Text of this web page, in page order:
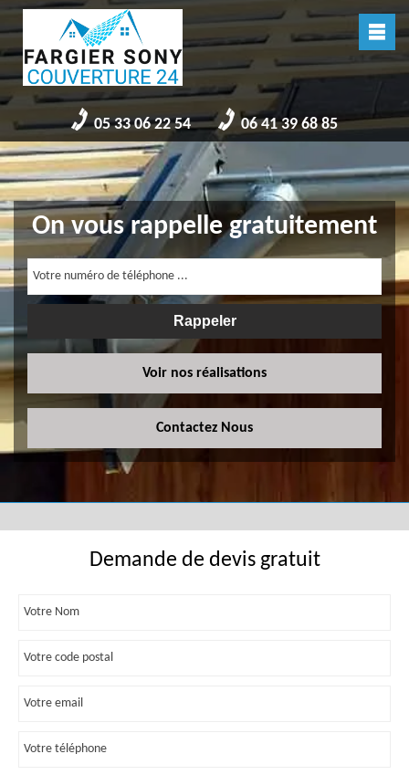
05 33 06 22 54 06 41 39 68 85
On vous rappelle gratuitement
Voir nos réalisations
Contactez Nous
Demande de devis gratuit